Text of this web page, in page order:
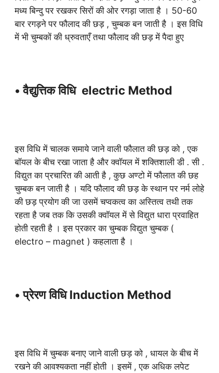
मध्य बिन्दु पर रखकर सिरों की ओर रगड़ा जाता है । 50-60
बार रगड़ने पर फौलाद की छड़ , चुम्बक बन जाती है । इस विधि
में भी चुम्बकों की ध्रुवताएँ तथा फौलाद की छड़ में पैदा हुए
• वैद्युत्तिक विधि electric Method
इस विधि में चालक समाये जाने वाली फौलात की छड़ को , एक
बॉयल के बीच रखा जाता है और क्वॉयल में शक्तिशाली डी . सी .
विद्युत का प्रचारित की आती है , कुछ अण्टो में फौलात की छह
चुम्बक बन जाती है । यदि फौलाद की छड़ के स्थान पर नर्म लोहे
की छड़ प्रयोग की जा उसमें चप्वकत्व का अस्तित्व तथी तक
रहता है जब तक कि उसकी क्वॉयल में से विद्युत धारा प्रवाहित
होती रहती है । इस प्रकार का चुम्बक विद्युत चुम्बक (
electro – magnet ) कहलाता है ।
• प्रेरण विधि Induction Method
इस विधि में चुम्बक बनाए जाने वाली छड़ को , धायल के बीच में
रखने की आवश्यकता नहीं होती । इसमें , एक अधिक लपेट